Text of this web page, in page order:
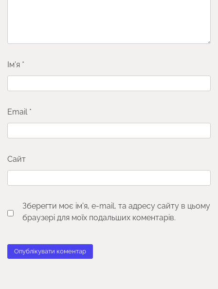
Ім'я *
Email *
Сайт
Зберегти моє ім'я, e-mail, та адресу сайту в цьому
браузері для моїх подальших коментарів.